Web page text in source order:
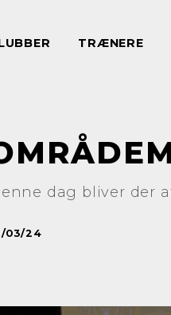
TRÆNERE
dag bliver der
03/24